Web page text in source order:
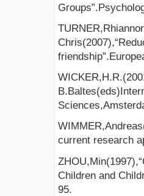
current research
Children and
95.